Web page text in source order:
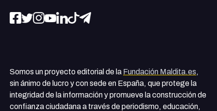
Somos un proyecto editorial de la Fundación Maldita.es,
sin ánimo de lucro y con sede en España, que protege la
integridad de la información y promueve la construcción de
confianza ciudadana a través de periodismo, educación,